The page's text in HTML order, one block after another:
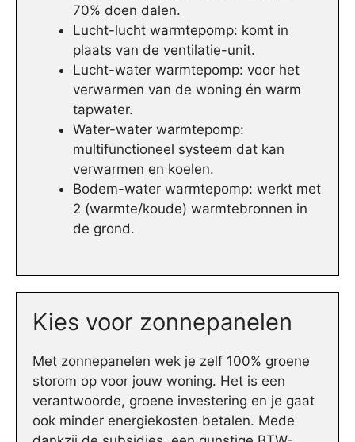
70% doen dalen.
Lucht-lucht warmtepomp: komt in
plaats van de ventilatie-unit.
Lucht-water warmtepomp: voor het
verwarmen van de woning én warm
tapwater.
Water-water warmtepomp:
multifunctioneel systeem dat kan
verwarmen en koelen.
Bodem-water warmtepomp: werkt met
2 (warmte/koude) warmtebronnen in
de grond.
Kies voor zonnepanelen
Met zonnepanelen wek je zelf 100% groene
storom op voor jouw woning. Het is een
verantwoorde, groene investering en je gaat
ook minder energiekosten betalen. Mede